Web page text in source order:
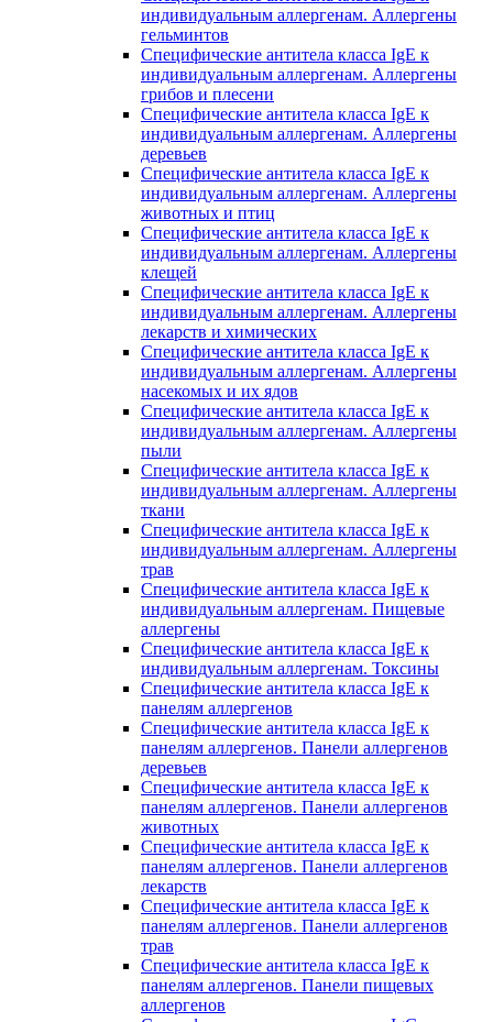
индивидуальным аллергенам. Аллергены
гельминтов
Специфические антитела класса IgE к
индивидуальным аллергенам. Аллергены
грибов и плесени
Специфические антитела класса IgE к
индивидуальным аллергенам. Аллергены
деревьев
Специфические антитела класса IgE к
индивидуальным аллергенам. Аллергены
животных и птиц
Специфические антитела класса IgE к
индивидуальным аллергенам. Аллергены
клещей
Специфические антитела класса IgE к
индивидуальным аллергенам. Аллергены
лекарств и химических
Специфические антитела класса IgE к
индивидуальным аллергенам. Аллергены
насекомых и их ядов
Специфические антитела класса IgE к
индивидуальным аллергенам. Аллергены
пыли
Специфические антитела класса IgE к
индивидуальным аллергенам. Аллергены
ткани
Специфические антитела класса IgE к
индивидуальным аллергенам. Аллергены
трав
Специфические антитела класса IgE к
индивидуальным аллергенам. Пищевые
аллергены
Специфические антитела класса IgE к
индивидуальным аллергенам. Токсины
Специфические антитела класса IgE к
панелям аллергенов
Специфические антитела класса IgE к
панелям аллергенов. Панели аллергенов
деревьев
Специфические антитела класса IgE к
панелям аллергенов. Панели аллергенов
животных
Специфические антитела класса IgE к
панелям аллергенов. Панели аллергенов
лекарств
Специфические антитела класса IgE к
панелям аллергенов. Панели аллергенов
трав
Специфические антитела класса IgE к
панелям аллергенов. Панели пищевых
аллергенов